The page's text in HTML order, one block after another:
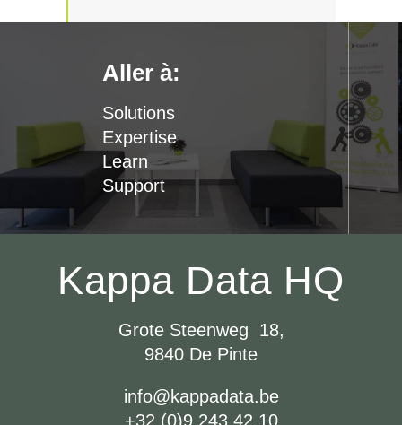
Aller à:
Solutions
Expertise
Learn
Support
Kappa Data HQ
Grote Steenweg 18,
9840 De Pinte
info@kappadata.be
+32 (0)9 243 42 10